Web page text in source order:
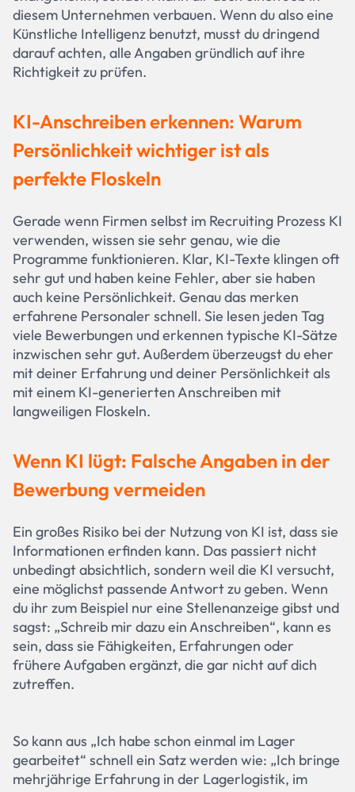
diesem Unternehmen verbauen. Wenn du also eine
Künstliche Intelligenz benutzt, musst du dringend
darauf achten, alle Angaben gründlich auf ihre
Richtigkeit zu prüfen.
KI-Anschreiben erkennen: Warum
Persönlichkeit wichtiger ist als
perfekte Floskeln
Gerade wenn Firmen selbst im Recruiting Prozess KI
verwenden, wissen sie sehr genau, wie die
Programme funktionieren. Klar, KI-Texte klingen oft
sehr gut und haben keine Fehler, aber sie haben
auch keine Persönlichkeit. Genau das merken
erfahrene Personaler schnell. Sie lesen jeden Tag
viele Bewerbungen und erkennen typische KI-Sätze
inzwischen sehr gut. Außerdem überzeugst du eher
mit deiner Erfahrung und deiner Persönlichkeit als
mit einem KI-generierten Anschreiben mit
langweiligen Floskeln.
Wenn KI lügt: Falsche Angaben in der
Bewerbung vermeiden
Ein großes Risiko bei der Nutzung von KI ist, dass sie
Informationen erfinden kann. Das passiert nicht
unbedingt absichtlich, sondern weil die KI versucht,
eine möglichst passende Antwort zu geben. Wenn
du ihr zum Beispiel nur eine Stellenanzeige gibst und
sagst: „Schreib mir dazu ein Anschreiben“, kann es
sein, dass sie Fähigkeiten, Erfahrungen oder
frühere Aufgaben ergänzt, die gar nicht auf dich
zutreffen.
So kann aus „Ich habe schon einmal im Lager
gearbeitet“ schnell ein Satz werden wie: „Ich bringe
mehrjährige Erfahrung in der Lagerlogistik, im